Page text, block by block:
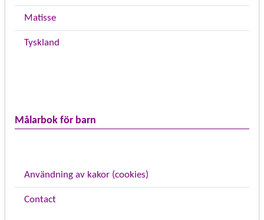
Matisse
Tyskland
Målarbok för barn
Användning av kakor (cookies)
Contact